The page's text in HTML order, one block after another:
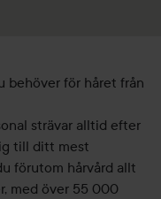
behöver för håret från
strävar alltid efter
till ditt mest
förutom hårvård allt
med över 55 000